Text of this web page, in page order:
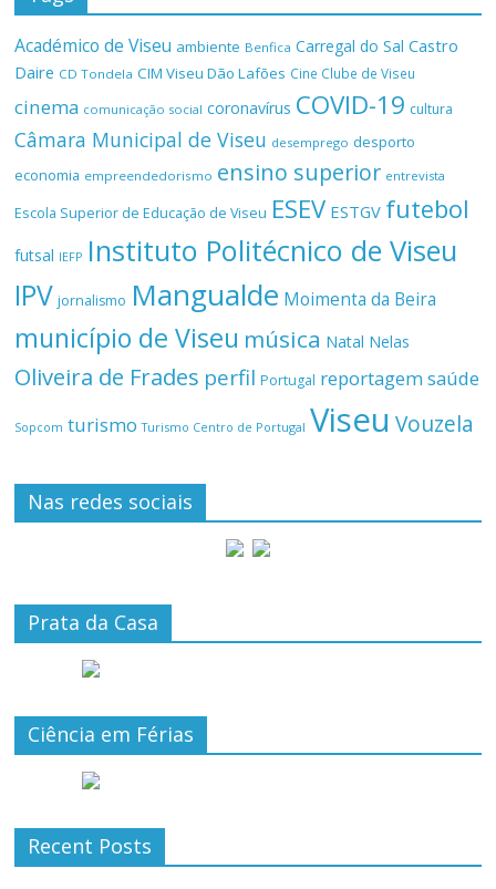
Académico de Viseu ambiente Benfica Carregal do Sal Castro
Daire CD Tondela CIM Viseu Dão Lafões Cine Clube de Viseu
cinema comunicação social coronavírus COVID-19 cultura
Câmara Municipal de Viseu desemprego desporto
economia empreendedorismo ensino superior entrevista
Escola Superior de Educação de Viseu ESEV ESTGV futebol
futsal IEFP Instituto Politécnico de Viseu
IPV jornalismo Mangualde Moimenta da Beira
município de Viseu música Natal Nelas
Oliveira de Frades perfil Portugal reportagemsaúde
Sopcom turismo Turismo Centro de Portugal Viseu Vouzela
Nas redes sociais
Prata da Casa
Ciência em Férias
Recent Posts